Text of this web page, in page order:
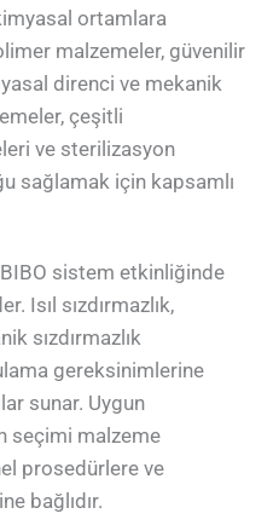
ortamlara
malzemeler, güvenilir
direnci ve mekanik
çeşitli
ve sterilizasyon
sağlamak için kapsamlı
BIBO sistem etkinliğinde
Isıl sızdırmazlık,
sızdırmazlık
gereksinimlerine
sunar. Uygun
seçimi malzeme
prosedürlere ve
bağlıdır.